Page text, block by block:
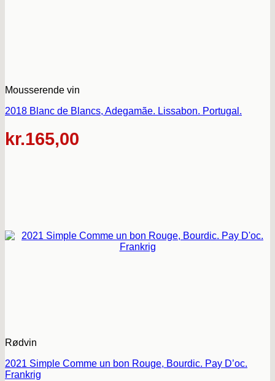
Mousserende vin
2018 Blanc de Blancs, Adegamãe. Lissabon. Portugal.
kr.165,00
Rødvin
2021 Simple Comme un bon Rouge, Bourdic. Pay D’oc.
Frankrig